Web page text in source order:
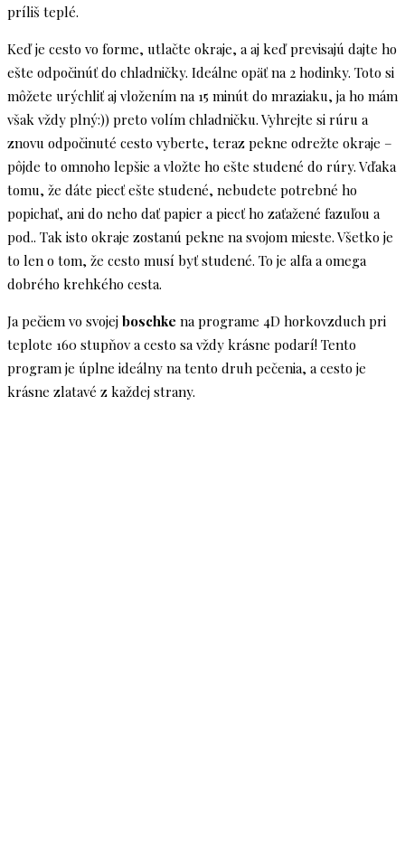
príliš teplé.
Keď je cesto vo forme, utlačte okraje, a aj keď previsajú dajte ho
ešte odpočinúť do chladničky. Ideálne opäť na 2 hodinky. Toto si
môžete urýchliť aj vložením na 15 minút do mraziaku, ja ho mám
však vždy plný:)) preto volím chladničku. Vyhrejte si rúru a
znovu odpočinuté cesto vyberte, teraz pekne odrežte okraje –
pôjde to omnoho lepšie a vložte ho ešte studené do rúry. Vďaka
tomu, že dáte piecť ešte studené, nebudete potrebné ho
popichať, ani do neho dať papier a piecť ho zaťažené fazuľou a
pod.. Tak isto okraje zostanú pekne na svojom mieste. Všetko je
to len o tom, že cesto musí byť studené. To je alfa a omega
dobrého krehkého cesta.
Ja pečiem vo svojej boschke na programe 4D horkovzduch pri
teplote 160 stupňov a cesto sa vždy krásne podarí! Tento
program je úplne ideálny na tento druh pečenia, a cesto je
krásne zlatavé z každej strany.